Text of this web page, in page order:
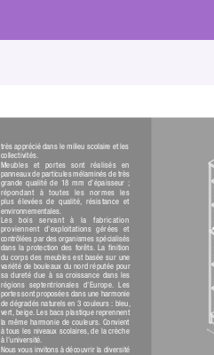
très apprécié dans le milieu scolaire et les
collectivités.
Meubles et portes sont réalisés en
panneaux de particules mélaminés de très
grande qualité de 18 mm d’épaisseur ;
répondant à toutes les normes les
plus élevées de qualité, résistance et
environnementales.
Les bois servant à la fabrication
proviennent d’exploitations gérées et
contrôlées par des organismes spécialisés
dans la protection des forêts. La ﬁnition
du corps des meubles est basée sur une
variété de bouleaux du nord réputée pour
sa dureté due à sa croissance dans les
régions septentrionales d’Europe.
Les
portes sont proposées dans une harmonie
de dégradés naturels en 3 couleurs : bleu,
vert, beige. Les bacs plastique reprennent
la même harmonie de couleurs. Convient
à tous les niveaux scolaires, de la crèche
à l’université.
Nous vous invitons à découvrir la diversité